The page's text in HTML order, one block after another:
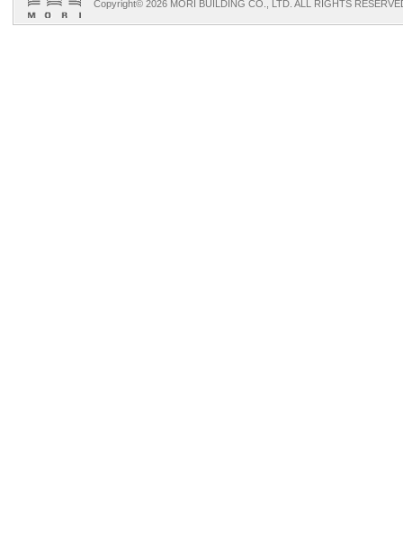
Copyright© 2026 MORI BUILDING CO., LTD. ALL RIGHTS